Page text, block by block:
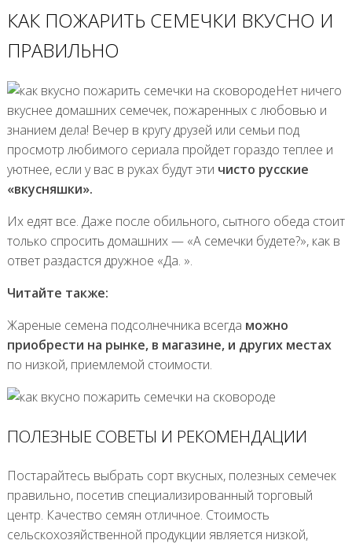
КАК ПОЖАРИТЬ СЕМЕЧКИ ВКУСНО И
ПРАВИЛЬНО
Нет ничего
вкуснее домашних семечек, пожаренных с любовью и
знанием дела! Вечер в кругу друзей или семьи под
просмотр любимого сериала пройдет гораздо теплее и
уютнее, если у вас в руках будут эти чисто русские
«вкусняшки».
Их едят все. Даже после обильного, сытного обеда стоит
только спросить домашних — «А семечки будете?», как в
ответ раздастся дружное «Да. ».
Читайте также:
Жареные семена подсолнечника всегда можно
приобрести на рынке, в магазине, и других местах
по низкой, приемлемой стоимости.
ПОЛЕЗНЫЕ СОВЕТЫ И РЕКОМЕНДАЦИИ
Постарайтесь выбрать сорт вкусных, полезных семечек
правильно, посетив специализированный торговый
центр. Качество семян отличное. Стоимость
сельскохозяйственной продукции является низкой,